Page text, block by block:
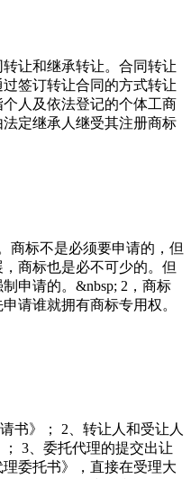
让和继承转让。合同转让
签订转让合同的方式转让
人及依法登记的个体工商
定继承人继受其注册商标
商标不是必须要申请的，但
商标也是必不可少的。但
申请的。&nbsp; 2，商标
请谁就拥有商标专用权。
书》； 2、转让人和受让人
3、委托代理的提交出让
委托书》，直接在受理大